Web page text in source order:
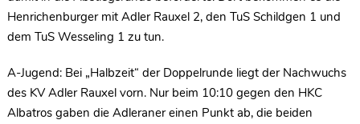
Henrichenburger mit Adler Rauxel 2, den TuS Schildgen 1 und
dem TuS Wesseling 1 zu tun.
A-Jugend: Bei „Halbzeit“ der Doppelrunde liegt der Nachwuchs
des KV Adler Rauxel vorn. Nur beim 10:10 gegen den HKC
Albatros gaben die Adleraner einen Punkt ab, die beiden